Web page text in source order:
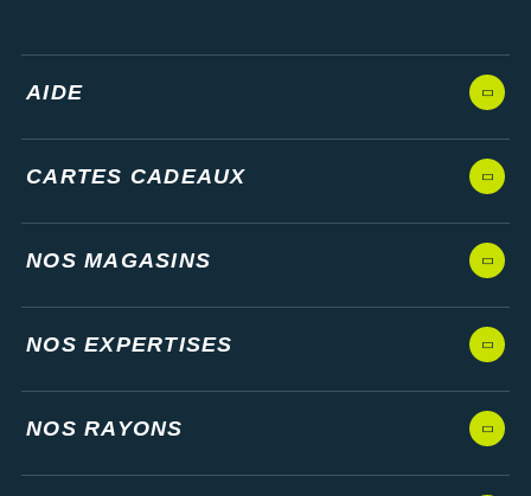
AIDE
CARTES CADEAUX
NOS MAGASINS
NOS EXPERTISES
NOS RAYONS